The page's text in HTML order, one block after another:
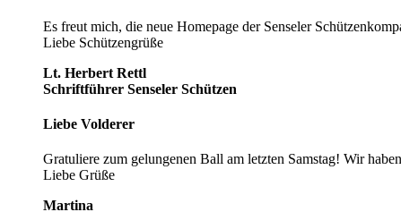
Es freut mich, die neue Homepage der Senseler
Liebe Schützengrüße
Lt. Herbert Rettl
Schriftführer Senseler Schützen
Liebe Volderer
Gratuliere zum gelungenen Ball am letzten Samstag! Wir
Liebe Grüße
Martina